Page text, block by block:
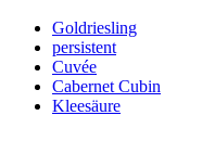
Goldriesling
persistent
Cuvée
Cabernet Cubin
Kleesäure